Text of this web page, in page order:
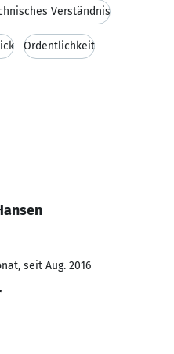
Verständnis
Ordentlichkeit
seit Aug. 2016